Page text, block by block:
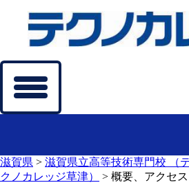
滋賀県 > 滋賀県立高等技術専門校 （
クノカレッジ草津）
> 概要、アクセ